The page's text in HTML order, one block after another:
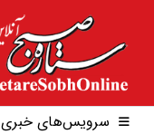
سرویس‌های خبری